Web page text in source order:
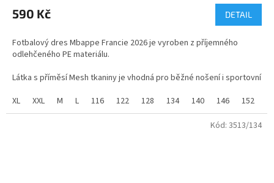
590 Kč DETAIL
Fotbalový dres Mbappe Francie 2026 je vyroben z příjemného
odlehčeného PE materiálu.
Látka s příměsí Mesh tkaniny je vhodná pro běžné nošení i sportovní
Komplet dodáváme včetně trenek.
XL XXL M L 116 122 128 134 140 146 152
Kód: 3513/134